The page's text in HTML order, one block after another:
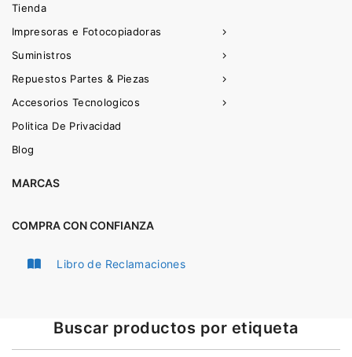
Tienda
Impresoras e Fotocopiadoras
Suministros
Repuestos Partes & Piezas
Accesorios Tecnologicos
Politica De Privacidad
Blog
MARCAS
COMPRA CON CONFIANZA
Libro de Reclamaciones
Buscar productos por etiqueta